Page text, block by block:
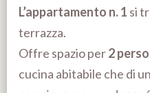
L’appartamento n. 1 si
terrazza.
Offre spazio per2
cucina abitabile che di